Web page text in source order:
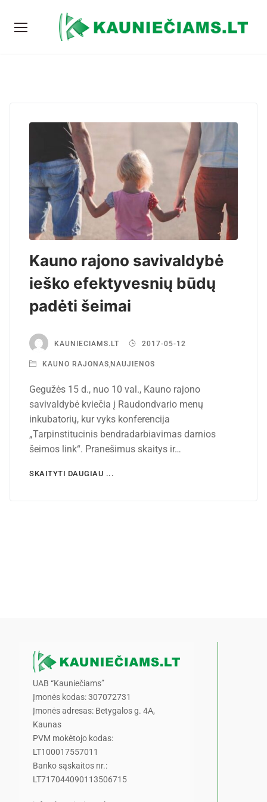
Kauno rajono savivaldybė
ieško efektyvesnių būdų
padėti šeimai
KAUNIECIAMS.LT 2017-05-12
KAUNO RAJONAS,NAUJIENOS
Gegužės 15 d., nuo 10 val., Kauno rajono
savivaldybė kviečia į Raudondvario menų
inkubatorių, kur vyks konferencija
„Tarpinstitucinis bendradarbiavimas darnios
šeimos link“. Pranešimus skaitys ir…
SKAITYTI DAUGIAU ...
UAB “Kauniečiams”
Įmonės kodas: 307072731
Įmonės adresas: Betygalos g. 4A,
Kaunas
PVM mokėtojo kodas:
LT100017557011
Banko sąskaitos nr.:
LT717044090113506715